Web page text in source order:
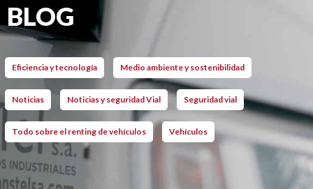
BLOG
Eficiencia y tecnología Medio ambiente y sostenibilidad
Noticias Noticias y seguridad Vial Seguridad vial
Todo sobre el renting de vehículos Vehículos